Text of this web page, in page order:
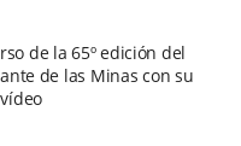
de la 65º edición del
de las Minas con su